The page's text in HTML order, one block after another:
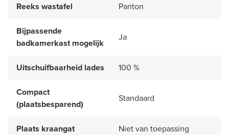
Reeks wastafel
Panton
Bijpassende
badkamerkast mogelijk
Ja
Uitschuifbaarheid lades 100 %
Compact
(plaatsbesparend)
Standaard
Plaats kraangat Niet van toepassing